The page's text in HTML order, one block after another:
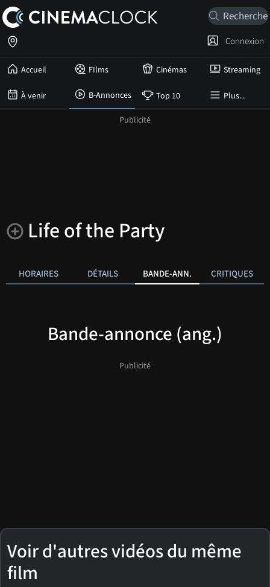
Accueil FIlms Cinémas Streaming
À venir B-Annonces Top 10 Plus...
Connexion
Life of the Party
HORAIRES DÉTAILS BANDE-ANN. CRITIQUES
Bande-annonce (ang.)
Voir d'autres vidéos du même
film